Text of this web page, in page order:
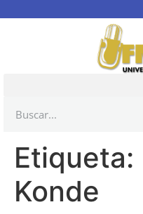
Etiqueta:
Konde